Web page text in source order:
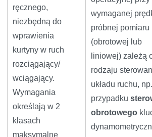
ręcznego,
niezbędną do
wprawienia
kurtyny w ruch
rozciągający/
wciągający.
Wymagania
określają w 2
klasach
maksymalne
wymaganej
próbnej pomiaru
(obrotowej lub
liniowej) zależą
rodzaju
układu ruchu,
przypadku
obrotowego